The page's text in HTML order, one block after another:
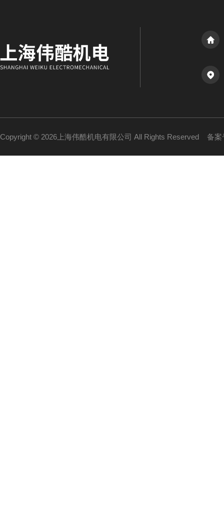
Copyright © 2026上海伟酷机电有限公司 All Rights Reserved 备案